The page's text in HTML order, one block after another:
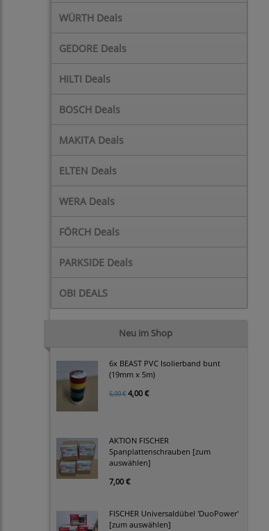
WÜRTH Deals
GEDORE Deals
HILTI Deals
BOSCH Deals
MAKITA Deals
ELTEN Deals
WERA Deals
FÖRCH Deals
PARKSIDE Deals
OBI DEALS
Neu im Shop
6x BEAST PVC Isolierband bunt
(19mm x 5m)
5,00 € 4,00 €
AKTION FISCHER
Spanplattenschrauben [zum
auswählen]
7,00 €
FISCHER Universaldübel 'DuoPower'
[zum auswählen]